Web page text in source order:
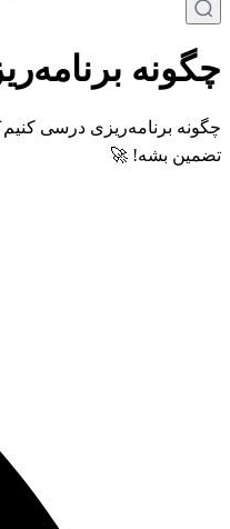
چگونه
چگونه برنامه‌ریزی درسی
تضمین بشه! 🚀